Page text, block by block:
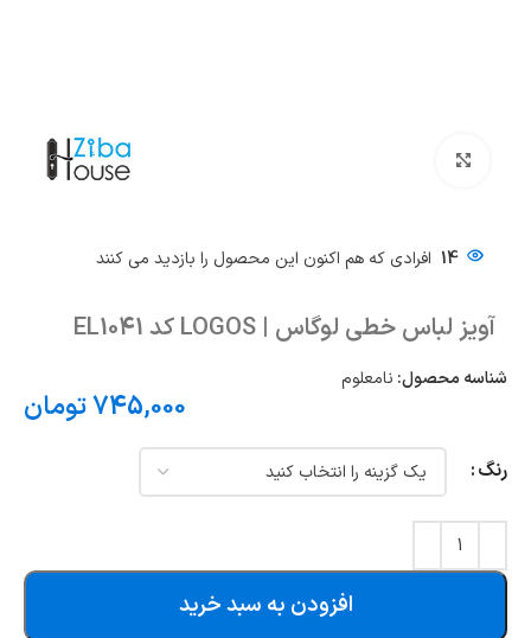
14 افرادی که هم اکنون این محصول را بازدید می کنند
آویز لباس خطی لوگاس | LOGOS کد EL1041
شناسه محصول: نامعلوم
745,000تومان
رنگ
افزودن به سبد خرید